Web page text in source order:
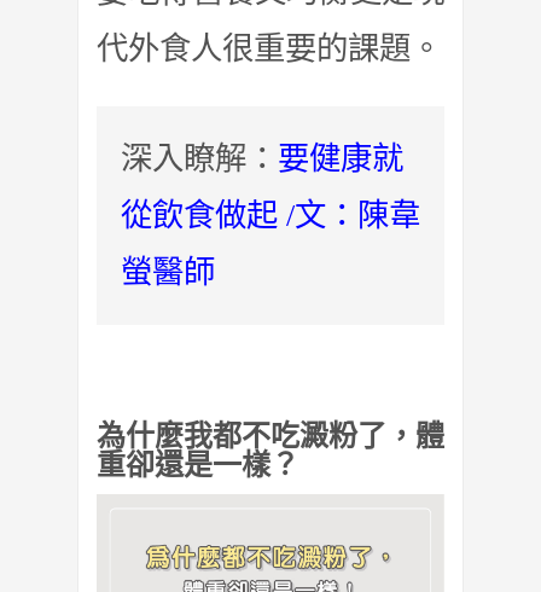
代外食人很重要的課題。
深入瞭解： 要健康就
從飲食做起 /文：陳韋
螢醫師
為什麼我都不吃澱粉了，體
重卻還是一樣？